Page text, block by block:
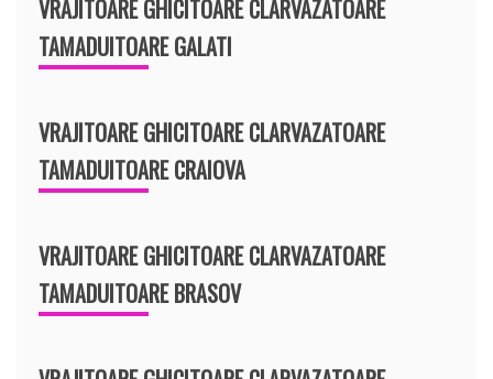
VRAJITOARE GHICITOARE CLARVAZATOARE
TAMADUITOARE GALATI
VRAJITOARE GHICITOARE CLARVAZATOARE
TAMADUITOARE CRAIOVA
VRAJITOARE GHICITOARE CLARVAZATOARE
TAMADUITOARE BRASOV